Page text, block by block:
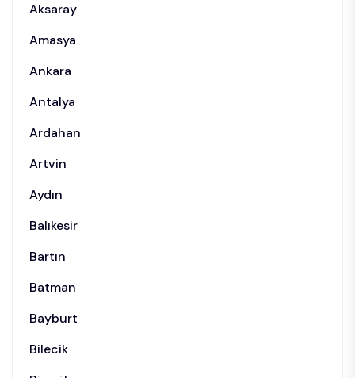
Aksaray
Amasya
Ankara
Antalya
Ardahan
Artvin
Aydın
Balıkesir
Bartın
Batman
Bayburt
Bilecik